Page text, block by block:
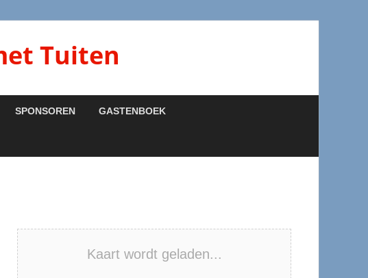
Tuiten
SPONSOREN GASTENBOEK
Kaart wordt geladen...